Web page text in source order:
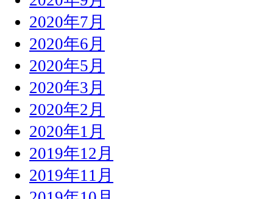
2020年7月
2020年6月
2020年5月
2020年3月
2020年2月
2020年1月
2019年12月
2019年11月